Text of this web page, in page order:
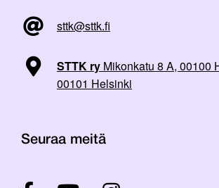
sttk@sttk.fi
STTK ry Mikonkatu 8 A, 00100
00101 Helsinki
Seuraa meitä